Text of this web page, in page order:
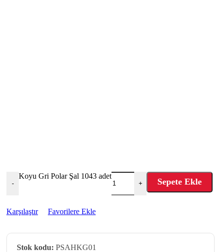
-
Koyu Gri Polar Şal 1043 adet
+ Sepete Ekle
Karşılaştır Favorilere Ekle
Stok kodu: PSAHKG01